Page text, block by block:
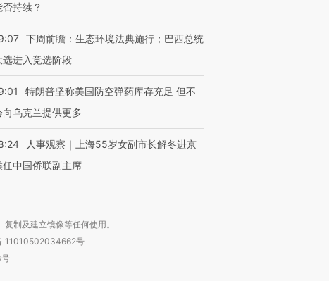
否持续？
下周前瞻：生态环境法典施行；巴西总统
选进入竞选阶段
特朗普坚称美国防空弹药库存充足 但不
向乌克兰提供更多
人事观察｜上海55岁女副市长解冬进京
任中国侨联副主席
制及建立镜像等任何使用。
11010502034662号